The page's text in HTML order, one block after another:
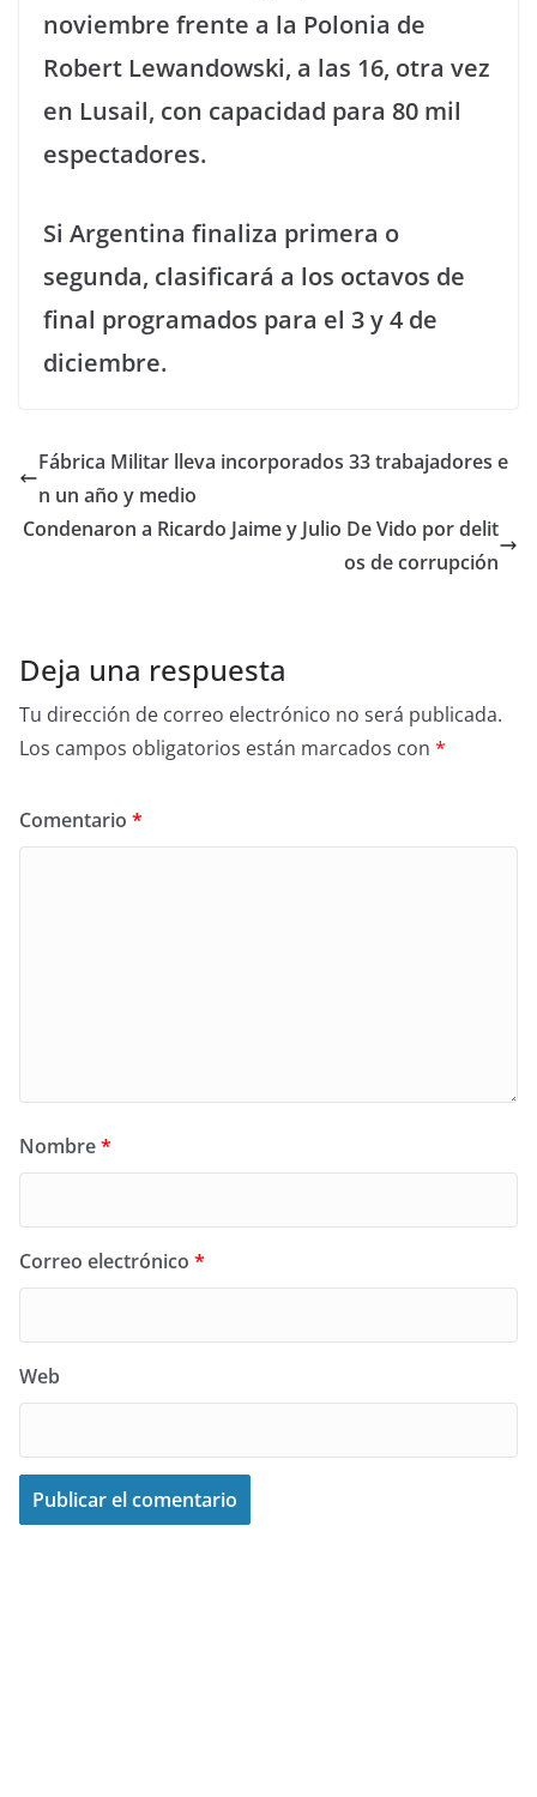
noviembre frente a la Polonia de
Robert Lewandowski, a las 16, otra vez
en Lusail, con capacidad para 80 mil
espectadores.
Si Argentina finaliza primera o
segunda, clasificará a los octavos de
final programados para el 3 y 4 de
diciembre.
Fábrica Militar lleva incorporados 33 trabajadores e
n un año y medio
Condenaron a Ricardo Jaime y Julio De Vido por delit
os de corrupción
Deja una respuesta
Tu dirección de correo electrónico no será publicada.
Los campos obligatorios están marcados con *
Comentario *
Nombre*
Correo electrónico *
Web